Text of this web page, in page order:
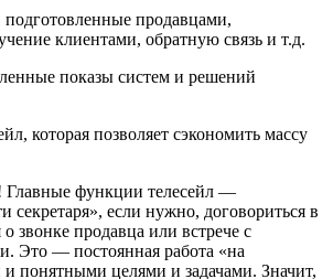
подготовленные продавцами,
клиентами, обратную связь и т.д.
показы систем и решений
которая позволяет сэкономить массу
Главные функции телесейл —
секретаря», если нужно, договориться в
звонке продавца или встрече с
Это — постоянная работа «на
понятными целями и задачами. Значит,